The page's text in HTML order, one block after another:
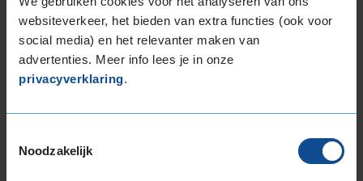
websiteverkeer, het bieden van extra functies (ook voor
social media) en het relevanter maken van
advertenties. Meer info lees je in onze
privacyverklaring.
Noodzakelijk
205/50R17 93H EXTRALOAD
205/50R17 93V EXTRALOAD
205/55R17 95V EXTRALOAD
205/60R17 93H
215/55R17 94H